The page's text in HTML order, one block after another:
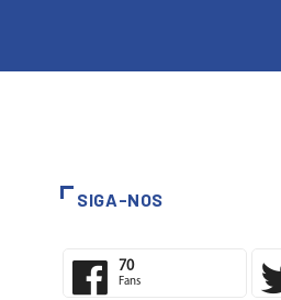
SIGA-NOS
70
Fans